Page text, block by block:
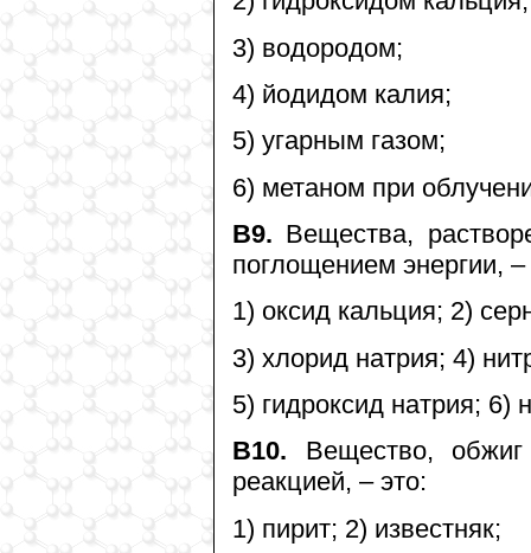
3) водородом;
4) йодидом калия;
5) угарным газом;
6) метаном при
В9. Вещества,
поглощением энергии, –
1) оксид кальция; 2)
3) хлорид натрия; 4)
5) гидроксид натрия; 6)
В10. Вещество, обжиг
реакцией, – это:
1) пирит; 2) известняк;